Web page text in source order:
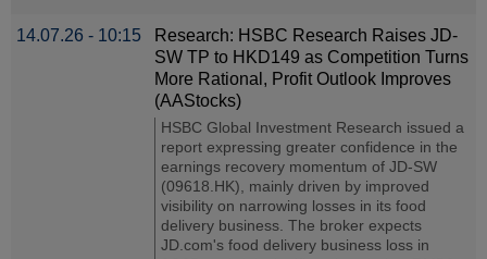
14.07.26 - 10:15
Research: HSBC Research Raises JD-
SW TP to HKD149 as Competition Turns
More Rational, Profit Outlook Improves
(AAStocks)
HSBC Global Investment Research issued a
report expressing greater confidence in the
earnings recovery momentum of JD-SW
(09618.HK), mainly driven by improved
visibility on narrowing losses in its food
delivery business. The broker expects
JD.com's food delivery business loss in